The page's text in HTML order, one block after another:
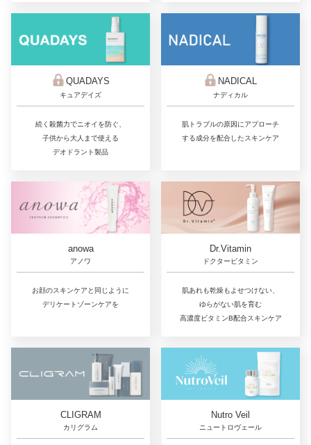
QUADAYS
キュアデイズ
続く殺菌力でニオイを防ぐ、
子供から大人まで使える
デオドラント製品
NADICAL
ナディカル
肌トラブルの原因にアプローチ
する成分を配合したスキンケア
anowa
アノワ
お顔のスキンケアと同じように
デリケートゾーンケアを
Dr.Vitamin
ドクタービタミン
肌あれも乾燥もよせつけない、
ゆらがない肌を育む
高濃度ビタミンB配合スキンケア
CLIGRAM
カリグラム
Nutro Veil
ニュートロヴェール